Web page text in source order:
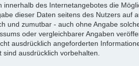
innerhalb des Internetangebotes die
dieser Daten seitens des Nutzers auf
und zumutbar - auch ohne Angabe
oder vergleichbarer Angaben
ausdrücklich angeforderten
sind ausdrücklich vorbehalten.